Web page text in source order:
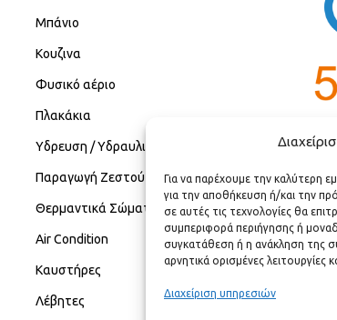
Για να παρέχουμε την καλύτερη
για την αποθήκευση ή/και την
σε αυτές τις τεχνολογίες θα
συμπεριφορά περιήγησης ή
συγκατάθεση ή η ανάκληση της
αρνητικά ορισμένες λειτουργίες
Διαχείριση υπηρεσιών
Μπάνιο
Κουζινα
Φυσικό αέριο
Πλακάκια
Υδρευση / Υδραυλικά
Παραγωγή Ζεστού Νερού Χρήσης
Θερμαντικά Σώματα
Air Condition
Καυστήρες
Λέβητες